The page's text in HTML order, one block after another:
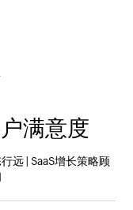
满意度
行远 | SaaS增长策略顾